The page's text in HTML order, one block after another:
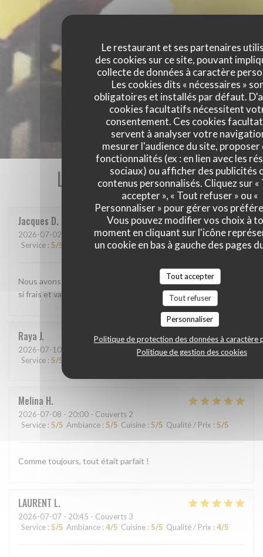
Le restaurant et ses partenaires
des cookies sur ce site, pouvant
collecte de données à caractère
Les cookies dits « nécessaires »
obligatoires et installés par défaut.
cookies facultatifs nécessitent
consentement. Ces cookies
servent à analyser votre
mesurer l'audience du site, proposer
fonctionnalités (ex : en lien avec les
sociaux) ou afficher des publicités
contenus personnalisés. Cliquez sur «
accepter », « Tout refuser » ou «
Personnaliser » pour gérer vos
Vous pouvez modifier vos choix à
moment en cliquant sur l'icône
un cookie en bas à gauche des pages
Tout accepter
Tout refuser
Personnaliser
Politique de protection des données à caractère
Politique de gestion des cookies
Les avis de nos clients
Jacques D
2026-07-02 - 19:00 - Couverts 2
Service : 5/5 Ambiance: 4/5 Cuisine: 5/5 Qualité / Prix:5/5
Nous avons beaucoup aimé le shashimi Akasaka. Les poissons
si frais et variés étaient absolument délicieux
Raya J
2026-07-10
Service : 5/5
Melina H
2026-07-08 - 20:00 - Couverts 2
Service : 5/5 Ambiance : 5/5 Cuisine : 5/5 Qualité / Prix : 5/5
Comme toujours, tout était parfait !
LAURENT L
2026-07-07 - 20:45 - Couverts 3
Service : 5/5 Ambiance : 4/5 Cuisine : 5/5 Qualité / Prix : 4/5